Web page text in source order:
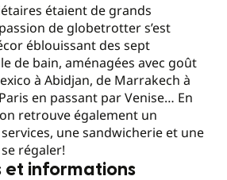
étaient de grands
de globetrotter s’est
éblouissant des sept
de bain, aménagées avec goût
à Abidjan, de Marrakech à
en passant par Venise… En
retrouve également un
une sandwicherie et une
régaler!
et informations